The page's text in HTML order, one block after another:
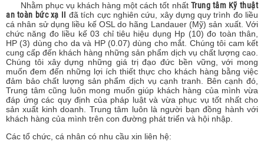
Nhằm phục vụ khách hàng một cách tốt nhất Trung tâm Kỹ thuật
an toàn bức xạ II đã tích cực nghiên cứu, xây dựng quy trình đo liều
cá nhân sử dụng liều kế OSL do hãng Landauer (Mỹ) sản xuất. Với
chức năng đo liều kế 03 chỉ tiêu hiệu dụng Hp (10) đo toàn thân,
HP (3) dùng cho da và HP (0.07) dùng cho mắt. Chúng tôi cam kết
cung cấp đến khách hàng những sản phẩm dịch vụ chất lượng cao.
Chúng tôi xây dựng những giá trị đạo đức bền vững, với mong
muốn đem đến những lợi ích thiết thực cho khách hàng bằng việc
đảm bảo chất lượng sản phẩm dịch vụ cạnh tranh. Bên cạnh đó,
Trung tâm cũng luôn mong muốn giúp khách hàng của mình vừa
đáp ứng các quy định của pháp luật và vừa phục vụ tốt nhất cho
sản xuất kinh doanh. Trung tâm luôn là người bạn đồng hành với
khách hàng của mình trên con đường phát triển và hội nhập.
Các tổ chức, cá nhân có nhu cầu xin liên hệ: